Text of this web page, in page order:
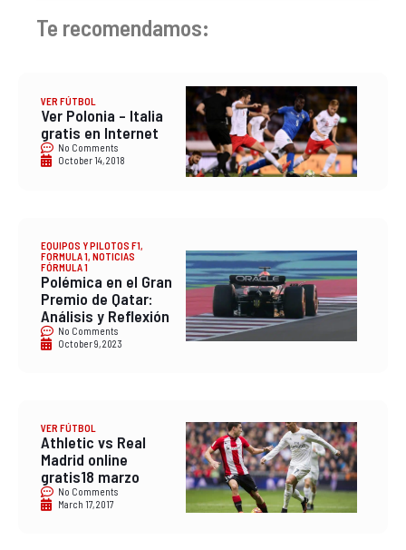
Te recomendamos:
VER FÚTBOL
Ver Polonia – Italia
gratis en Internet
No Comments
October 14, 2018
EQUIPOS Y PILOTOS F1,
FORMULA 1, NOTICIAS
FÓRMULA 1
Polémica en el Gran
Premio de Qatar:
Análisis y Reflexión
No Comments
October 9, 2023
VER FÚTBOL
Athletic vs Real
Madrid online
gratis18 marzo
No Comments
March 17, 2017